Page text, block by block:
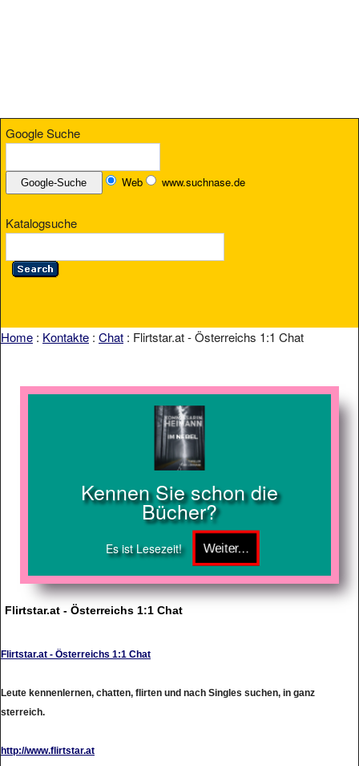
Google Suche
Web www.suchnase.de
Katalogsuche
Home : Kontakte : Chat : Flirtstar.at - Österreichs 1:1 Chat
Kennen Sie schon die
Bücher?
Es ist Lesezeit!
Flirtstar.at - Österreichs 1:1 Chat
Flirtstar.at - Österreichs 1:1 Chat
Leute kennenlernen, chatten, flirten und nach Singles suchen, in ganz
sterreich.
http://www.flirtstar.at